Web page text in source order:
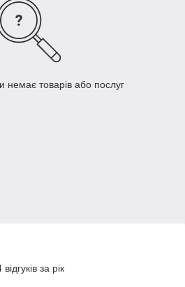
немає товарів або послуг
за рік